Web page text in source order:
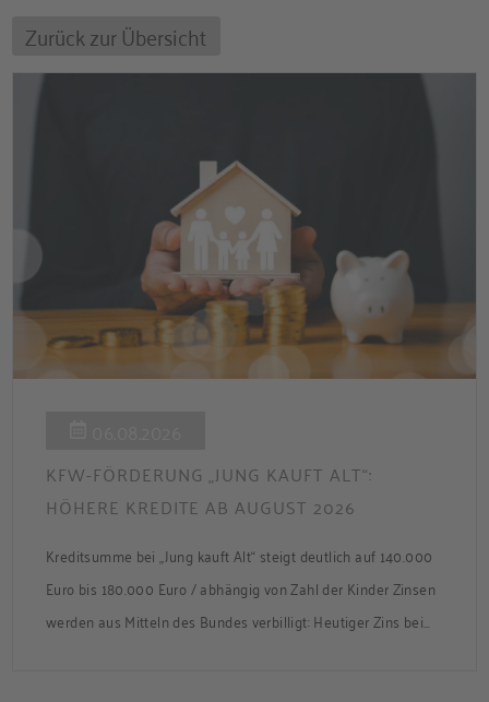
Zurück zur Übersicht
KFW-FÖRDERUNG „JUNG KAUFT ALT“:
HÖHERE KREDITE AB AUGUST 2026
Kreditsumme bei „Jung kauft Alt“ steigt deutlich auf 140.000
Euro bis 180.000 Euro / abhängig von Zahl der Kinder Zinsen
werden aus Mitteln des Bundes verbilligt: Heutiger Zins bei